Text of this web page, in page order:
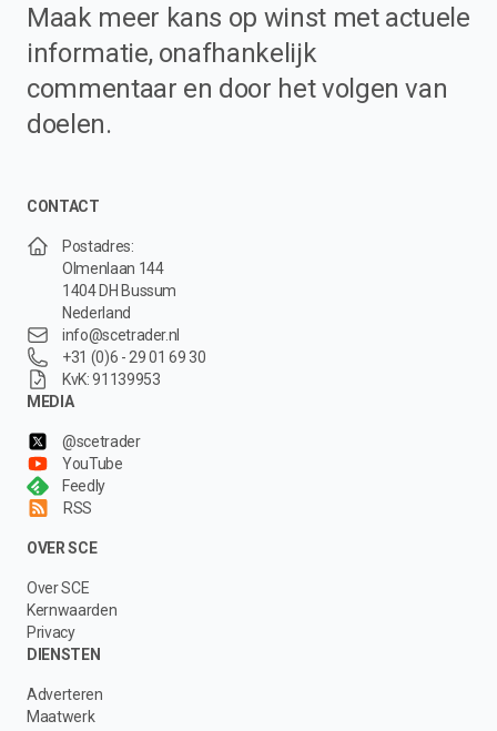
Maak meer kans op winst met actuele
informatie, onafhankelijk
commentaar en door het volgen van
doelen.
CONTACT
Postadres:
Olmenlaan 144
1404 DH Bussum
Nederland
info@scetrader.nl
+31 (0)6 - 29 01 69 30
KvK: 91139953
MEDIA
@scetrader
YouTube
Feedly
RSS
OVER SCE
Over SCE
Kernwaarden
Privacy
DIENSTEN
Adverteren
Maatwerk